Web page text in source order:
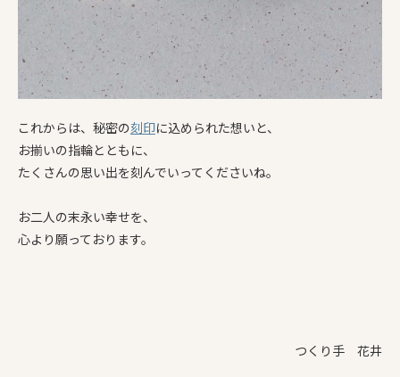
これからは、秘密の刻印に込められた想いと、
お揃いの指輪とともに、
たくさんの思い出を刻んでいってくださいね。
お二人の末永い幸せを、
心より願っております。
つくり手 花井